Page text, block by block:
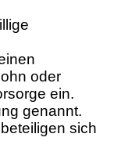
oder
ein.
genannt.
sich